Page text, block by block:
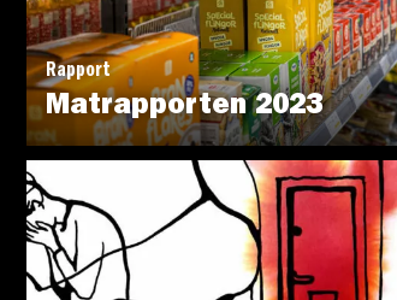
Rapport
Matrapporten 2023